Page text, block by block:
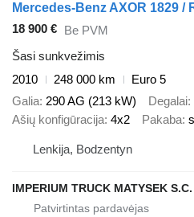
Mercedes-Benz AXOR 1829 /
18 900 € Be PVM
Šasi sunkvežimis
2010
248 000 km
Euro 5
Galia 290 AG (213 kW) Degalai
Ašių konfigūracija 4x2 Pakaba
Lenkija, Bodzentyn
IMPERIUM TRUCK MATYSEK S.C.